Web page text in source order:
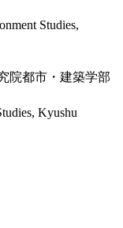
Studies,
院都市・建築学部
Kyushu